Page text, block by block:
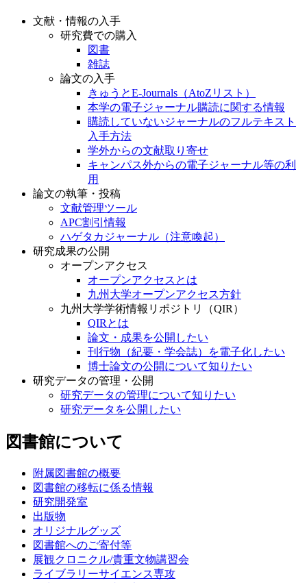
文献・情報の入手
研究費での購入
図書
雑誌
論文の入手
きゅうとE-Journals（AtoZリスト）
本学の電子ジャーナル購読に関する情報
購読していないジャーナルのフルテキスト
入手方法
学外からの文献取り寄せ
キャンパス外からの電子ジャーナル等の利
用
論文の執筆・投稿
文献管理ツール
APC割引情報
ハゲタカジャーナル（注意喚起）
研究成果の公開
オープンアクセス
オープンアクセスとは
九州大学オープンアクセス方針
九州大学学術情報リポジトリ（QIR）
QIRとは
論文・成果を公開したい
刊行物（紀要・学会誌）を電子化したい
博士論文の公開について知りたい
研究データの管理・公開
研究データの管理について知りたい
研究データを公開したい
図書館について
附属図書館の概要
図書館の移転に係る情報
研究開発室
出版物
オリジナルグッズ
図書館へのご寄付等
展観クロニクル/貴重文物講習会
ライブラリーサイエンス専攻